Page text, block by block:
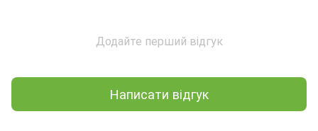
Додайте перший відгук
Написати відгук